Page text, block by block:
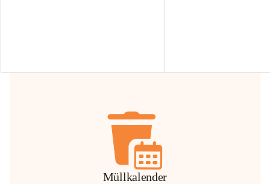
Hilfsbereitschaft!
Müllkalender